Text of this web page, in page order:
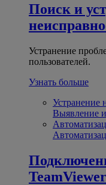
Поиск и
Устранение
пользователей.
Узнать больше
Устранение
Выявление